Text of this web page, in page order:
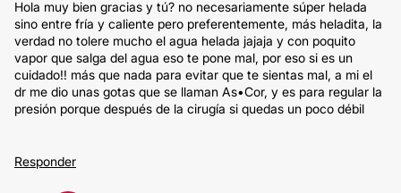
Hola muy bien gracias y tú? no necesariamente súper helada
sino entre fría y caliente pero preferentemente, más heladita, la
verdad no tolere mucho el agua helada jajaja y con poquito
vapor que salga del agua eso te pone mal, por eso si es un
cuidado!! más que nada para evitar que te sientas mal, a mi el
dr me dio unas gotas que se llaman As•Cor, y es para regular la
presión porque después de la cirugía si quedas un poco débil
Responder